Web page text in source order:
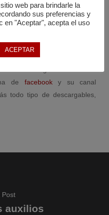
desarrollada por
fondo documental
de facebooky su canal
todo tipo de descargables,
Post
auxilios
web para brindarle la
sus preferencias y
en "Aceptar", acepta el uso
ACEPTAR